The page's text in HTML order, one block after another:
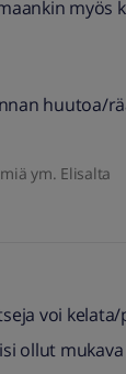
myös
huutoa/
ym. Elisalta
voi
ollut